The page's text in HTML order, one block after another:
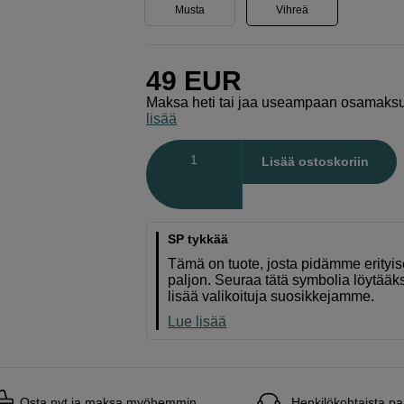
Musta Vihreä
49 EUR
Maksa heti tai jaa useampaan
lisää
Lisää ostoskoriin
SP tykkää
Tämä on tuote, josta pidämme
paljon. Seuraa tätä symbolia
lisää valikoituja suosikkejamme.
Lue lisää